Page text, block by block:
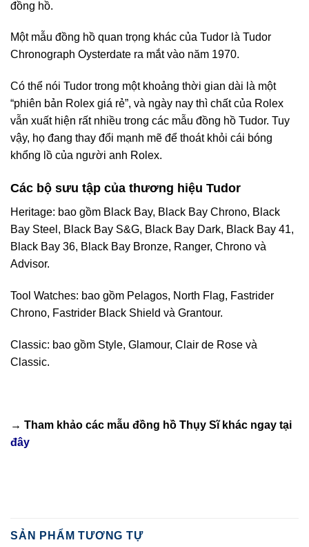
đồng hồ.
Một mẫu đồng hồ quan trọng khác của Tudor là Tudor
Chronograph Oysterdate ra mắt vào năm 1970.
Có thể nói Tudor trong một khoảng thời gian dài là một
“phiên bản Rolex giá rẻ”, và ngày nay thì chất của Rolex
vẫn xuất hiện rất nhiều trong các mẫu đồng hồ Tudor. Tuy
vậy, họ đang thay đổi mạnh mẽ để thoát khỏi cái bóng
khổng lồ của người anh Rolex.
Các bộ sưu tập của thương hiệu Tudor
Heritage: bao gồm Black Bay, Black Bay Chrono, Black
Bay Steel, Black Bay S&G, Black Bay Dark, Black Bay 41,
Black Bay 36, Black Bay Bronze, Ranger, Chrono và
Advisor.
Tool Watches: bao gồm Pelagos, North Flag, Fastrider
Chrono, Fastrider Black Shield và Grantour.
Classic: bao gồm Style, Glamour, Clair de Rose và
Classic.
→ Tham khảo các mẫu đồng hồ Thụy Sĩkhác ngay tại
đây
SẢN PHẨM TƯƠNG TỰ